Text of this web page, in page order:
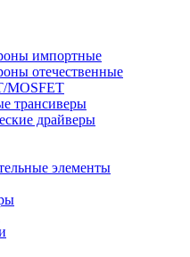
импортные
отечественные
MOSFET
трансиверы
драйверы
элементы